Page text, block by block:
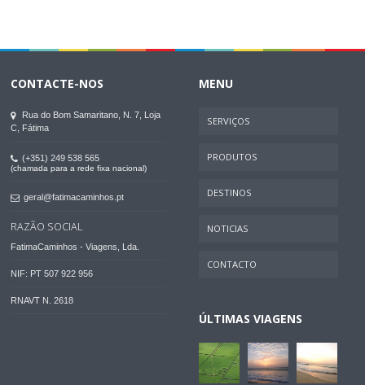
CONTACTE-NOS
Rua do Bom Samaritano, N. 7, Loja
C, Fátima
(+351) 249 538 565
(chamada para a rede fixa nacional)
geral@fatimacaminhos.pt
RAZÃO SOCIAL
FatimaCaminhos - Viagens, Lda.
NIF: PT 507 922 956
RNAVT N. 2618
MENU
SERVIÇOS
PRODUTOS
DESTINOS
NOTICIAS
CONTACTO
ÚLTIMAS VIAGENS